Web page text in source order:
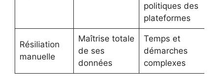
politiques des
plateformes
Résiliation
manuelle
Maîtrise totale
de ses
données
Temps et
démarches
complexes